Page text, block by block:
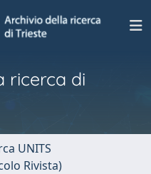
ricerca di
UNITS
Rivista)